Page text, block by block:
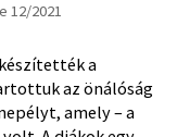
12/2021
a
az önálóság
amely – a